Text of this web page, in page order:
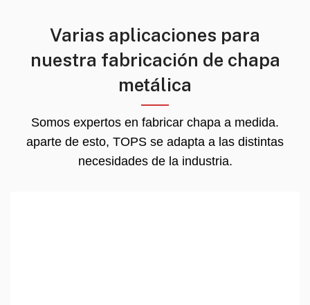
Varias aplicaciones para
nuestra fabricación de chapa
metálica
Somos expertos en fabricar chapa a medida.
aparte de esto, TOPS se adapta a las distintas
necesidades de la industria.